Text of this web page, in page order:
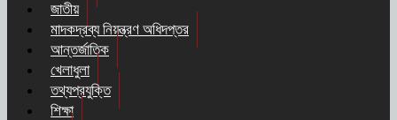
জাতীয়
মাদকদ্রব্য নিয়ন্ত্রণ অধিদপ্তর
আন্তর্জাতিক
খেলাধুলা
তথ্যপ্রযুক্তি
শিক্ষা